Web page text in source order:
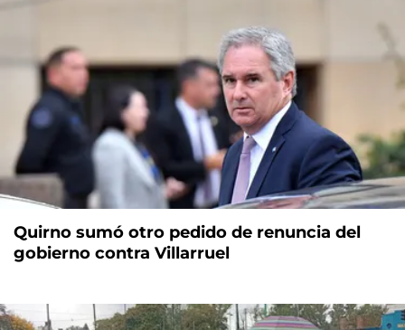
Quirno sumó otro pedido de renuncia del
gobierno contra Villarruel